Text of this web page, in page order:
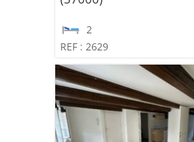
2
REF : 2629